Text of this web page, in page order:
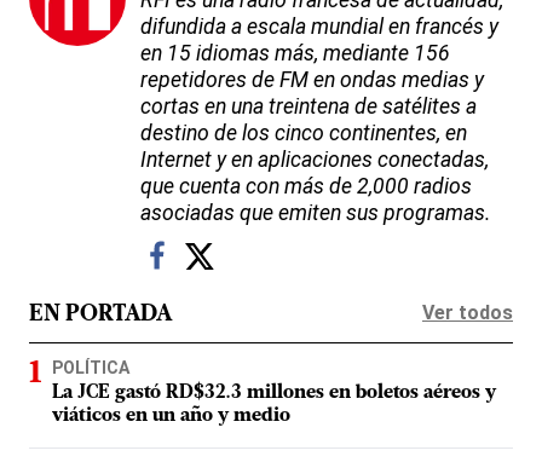
difundida a escala mundial en francés y
en 15 idiomas más, mediante 156
repetidores de FM en ondas medias y
cortas en una treintena de satélites a
destino de los cinco continentes, en
Internet y en aplicaciones conectadas,
que cuenta con más de 2,000 radios
asociadas que emiten sus programas.
EN PORTADA Ver todos
POLÍTICA
La JCE gastó RD$32.3 millones en boletos aéreos y
viáticos en un año y medio